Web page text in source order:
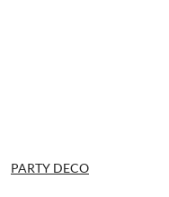
NAZWA
PRODUCENTA:
PARTY DECO